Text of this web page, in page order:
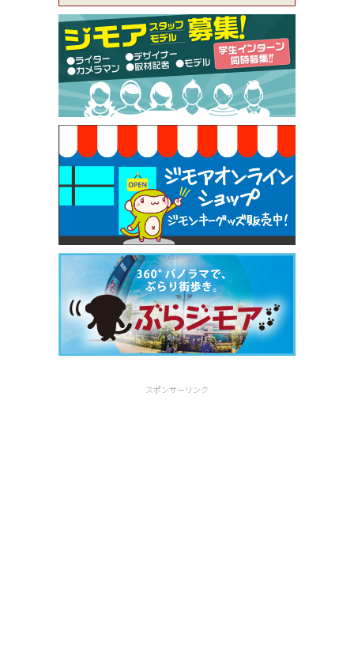
[有効期限]2026年9月30日
【ジモア限定特典①】まつ毛カール 3,850円→ 2,7
50円（Premiere（プルミエール））
[有効期限]2026年9月30日
焼き餃子 一皿サービス（餃子酒場たっちゃん 西
早稲田店）
[有効期限]2026年9月30日
スポンサーリンク